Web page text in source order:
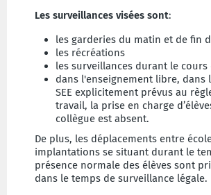
Les surveillances visées sont:
les garderies du matin et de fin
les récréations
les surveillances durant le
dans l'enseignement libre, dans
SEE explicitement prévus au
travail, la prise en charge
collègue est absent.
De plus, les déplacements entre
implantations se situant durant le
présence normale des élèves sont
dans le temps de surveillance légale.